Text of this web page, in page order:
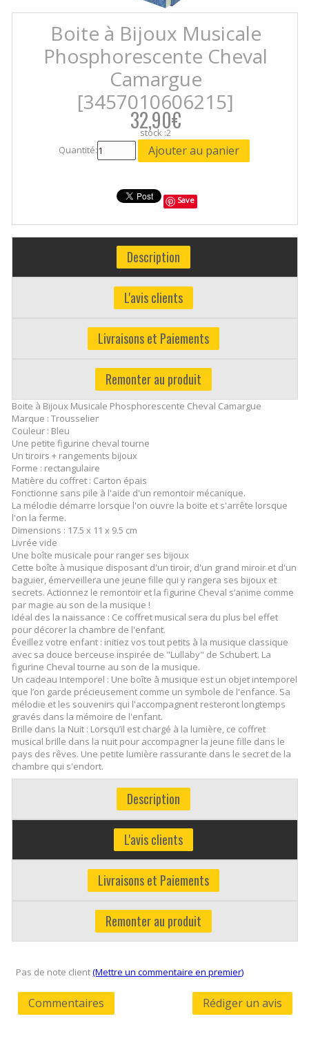
Boite à Bijoux Musicale
Phosphorescente Cheval
Camargue
[3457010606215]
32,90€
stock :2
Quantité:
Save
Description
L'avis clients
Livraisons et Paiements
Remonter au produit
Boite à Bijoux Musicale Phosphorescente Cheval Camargue
Marque : Trousselier
Couleur : Bleu
Une petite figurine cheval tourne
Un tiroirs + rangements bijoux
Forme : rectangulaire
Matière du coffret : Carton épais
Fonctionne sans pile à l'aide d'un remontoir mécanique.
La mélodie démarre lorsque l'on ouvre la boite et s'arrête lorsque
l'on la ferme.
Dimensions : 17.5 x 11 x 9.5 cm
Livrée vide
Une boîte musicale pour ranger ses bijoux
Cette boîte à musique disposant d'un tiroir, d'un grand miroir et d'un
baguier, émerveillera une jeune fille qui y rangera ses bijoux et
secrets. Actionnez le remontoir et la figurine Cheval s’anime comme
par magie au son de la musique !
Idéal des la naissance : Ce coffret musical sera du plus bel effet
pour décorer la chambre de l'enfant.
Éveillez votre enfant : initiez vos tout petits à la musique classique
avec sa douce berceuse inspirée de "Lullaby" de Schubert. La
figurine Cheval tourne au son de la musique.
Un cadeau Intemporel : Une boîte à musique est un objet intemporel
que l’on garde précieusement comme un symbole de l'enfance. Sa
mélodie et les souvenirs qui l'accompagnent resteront longtemps
gravés dans la mémoire de l'enfant.
Brille dans la Nuit : Lorsqu’il est chargé à la lumière, ce coffret
musical brille dans la nuit pour accompagner la jeune fille dans le
pays des rêves. Une petite lumière rassurante dans le secret de la
chambre qui s'endort.
Description
L'avis clients
Livraisons et Paiements
Remonter au produit
Pas de note client(Mettre un commentaire en premier)
Commentaires Rédiger un avis